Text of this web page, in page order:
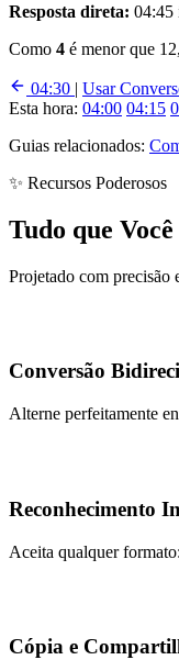
Resposta direta: 04:45
Como 4 é menor que
04:30 | Usar
Esta hora: 04:00 04:15
Guias relacionados:
✨ Recursos Poderosos
Tudo que
Projetado com precisão
Conversão
Alterne perfeitamente
Reconhecimento
Aceita qualquer
Cópia e